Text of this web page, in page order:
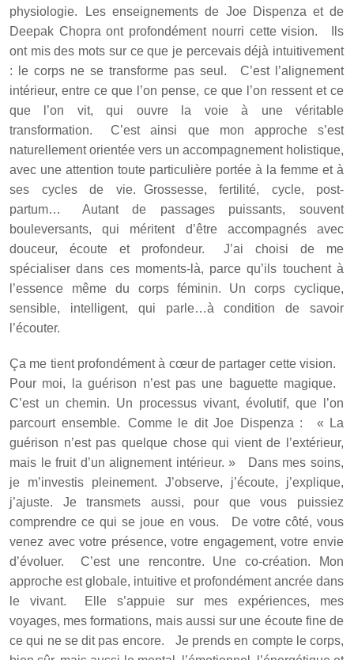
physiologie. Les enseignements de Joe Dispenza et de
Deepak Chopra ont profondément nourri cette vision. Ils
ont mis des mots sur ce que je percevais déjà intuitivement
: le corps ne se transforme pas seul. C’est l’alignement
intérieur, entre ce que l’on pense, ce que l’on ressent et ce
que l’on vit, qui ouvre la voie à une véritable
transformation. C’est ainsi que mon approche s’est
naturellement orientée vers un accompagnement holistique,
avec une attention toute particulière portée à la femme et à
ses cycles de vie. Grossesse, fertilité, cycle, post-
partum… Autant de passages puissants, souvent
bouleversants, qui méritent d’être accompagnés avec
douceur, écoute et profondeur. J’ai choisi de me
spécialiser dans ces moments-là, parce qu’ils touchent à
l’essence même du corps féminin. Un corps cyclique,
sensible, intelligent, qui parle…à condition de savoir
l’écouter.
Ça me tient profondément à cœur de partager cette vision.
Pour moi, la guérison n’est pas une baguette magique.
C’est un chemin. Un processus vivant, évolutif, que l’on
parcourt ensemble. Comme le dit Joe Dispenza : « La
guérison n’est pas quelque chose qui vient de l’extérieur,
mais le fruit d’un alignement intérieur. » Dans mes soins,
je m’investis pleinement. J’observe, j’écoute, j’explique,
j’ajuste. Je transmets aussi, pour que vous puissiez
comprendre ce qui se joue en vous. De votre côté, vous
venez avec votre présence, votre engagement, votre envie
d’évoluer. C’est une rencontre. Une co-création.
Mon
approche est globale, intuitive et profondément ancrée dans
le vivant. Elle s’appuie sur mes expériences, mes
voyages, mes formations, mais aussi sur une écoute fine de
ce qui ne se dit pas encore. Je prends en compte le corps,